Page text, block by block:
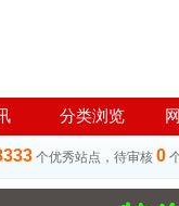
分类浏览
个优秀站点，待审核 0